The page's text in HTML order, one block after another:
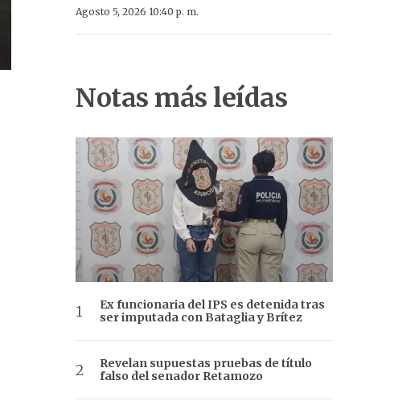
Agosto 5, 2026 10:40 p. m.
Notas más leídas
Ex funcionaria del IPS es detenida tras
ser imputada con Bataglia y Brítez
Revelan supuestas pruebas de título
falso del senador Retamozo